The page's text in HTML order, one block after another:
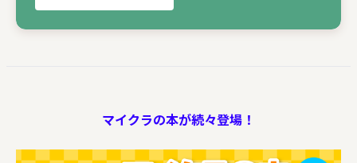
マイクラの本が続々登場！